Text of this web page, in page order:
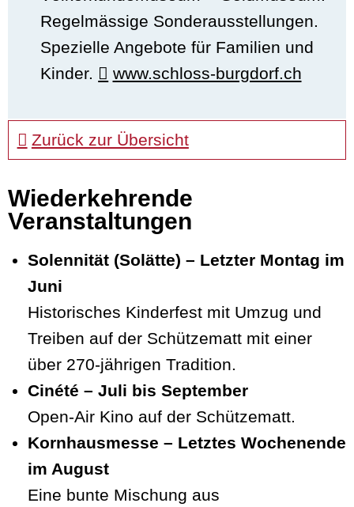
Regelmässige Sonderausstellungen.
Spezielle Angebote für Familien und
Kinder.
www.schloss-burgdorf.ch
Zurück zur Übersicht
Wiederkehrende
Veranstaltungen
Solennität (Solätte) – Letzter Montag im
Juni
Historisches Kinderfest mit Umzug und
Treiben auf der Schützematt mit einer
über 270-jährigen Tradition.
Cinété – Juli bis September
Open-Air Kino auf der Schützematt.
Kornhausmesse – Letztes Wochenende
im August
Eine bunte Mischung aus